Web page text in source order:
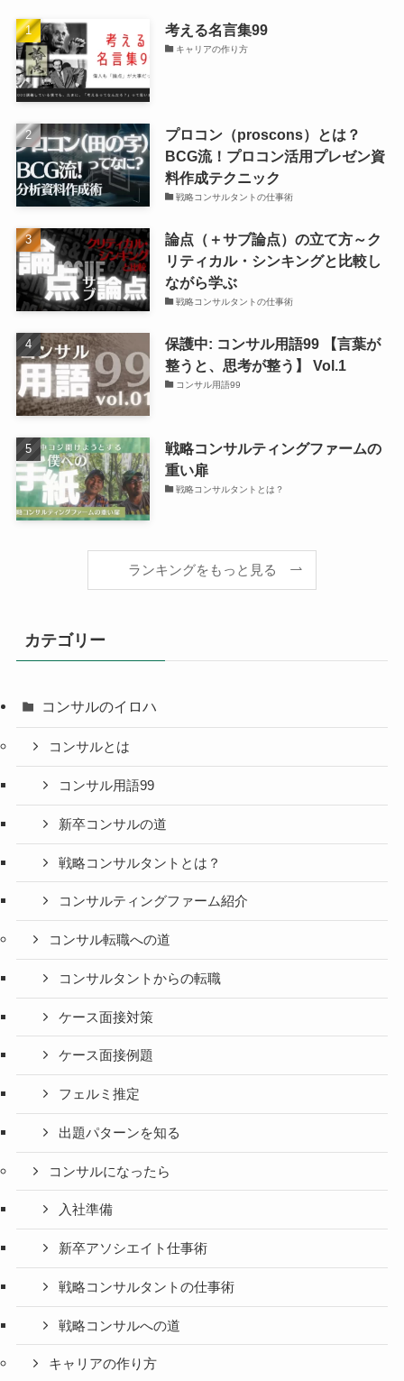
考える名言集99
キャリアの作り方
プロコン（proscons）とは？
BCG流！プロコン活用プレゼン資
料作成テクニック
戦略コンサルタントの仕事術
論点（＋サブ論点）の立て方～ク
リティカル・シンキングと比較し
ながら学ぶ
戦略コンサルタントの仕事術
保護中: コンサル用語99 【言葉が
整うと、思考が整う】 Vol.1
コンサル用語99
戦略コンサルティングファームの
重い扉
戦略コンサルタントとは？
ランキングをもっと見る
カテゴリー
コンサルのイロハ
コンサルとは
コンサル用語99
新卒コンサルの道
戦略コンサルタントとは？
コンサルティングファーム紹介
コンサル転職への道
コンサルタントからの転職
ケース面接対策
ケース面接例題
フェルミ推定
出題パターンを知る
コンサルになったら
入社準備
新卒アソシエイト仕事術
戦略コンサルタントの仕事術
戦略コンサルへの道
キャリアの作り方